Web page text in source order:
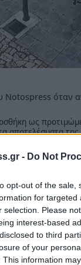
- Do Not
opt-out of the
for
selection. Please
interest-based
to third
of your
This information
όταν
ως
αποτελέσματα
και